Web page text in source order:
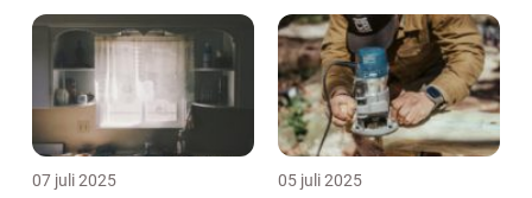
07 juli 2025 05 juli 2025